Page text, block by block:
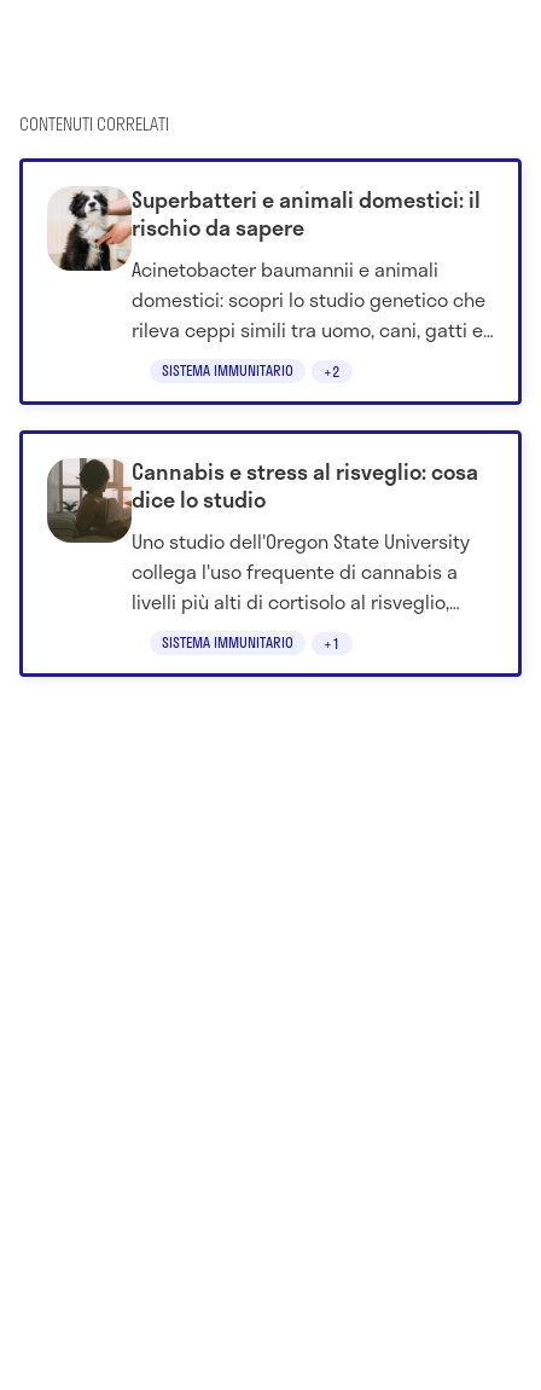
CONTENUTI CORRELATI
SISTEMA IMMUNITARIO +2
Superbatteri e animali domestici: il
rischio da sapere
Acinetobacter baumannii e animali
domestici: scopri lo studio genetico che
rileva ceppi simili tra uomo, cani, gatti e
cavalli.
SISTEMA IMMUNITARIO +1
Cannabis e stress al risveglio: cosa
dice lo studio
Uno studio dell'Oregon State University
collega l'uso frequente di cannabis a
livelli più alti di cortisolo al risveglio,
senza dimostrare un rapporto di causa-
effetto.